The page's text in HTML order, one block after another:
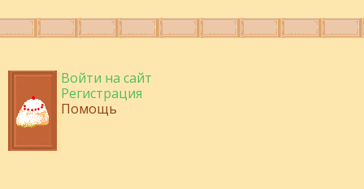
Войти на сайт
Регистрация
Помощь